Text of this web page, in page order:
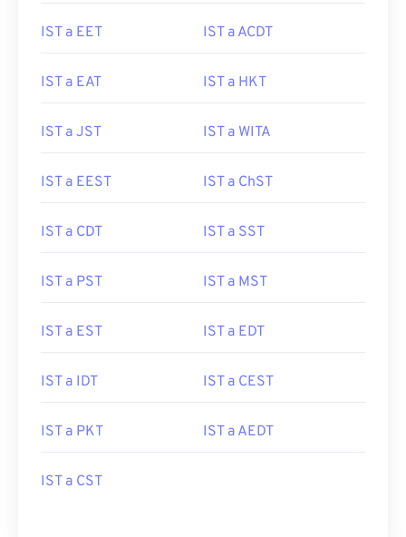
IST a EET IST a ACDT
IST a EAT IST a HKT
IST a JST IST a WITA
IST a EEST IST a ChST
IST a CDT IST a SST
IST a PST IST a MST
IST a EST IST a EDT
IST a IDT IST a CEST
IST a PKT IST a AEDT
IST a CST